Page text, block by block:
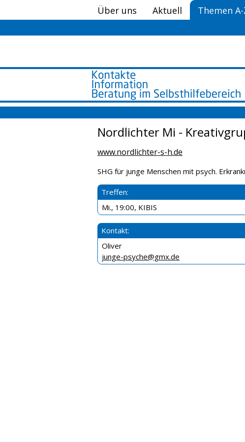
Über uns Aktuell Themen A-
Nordlichter Mi -
www.nordlichter-s-h.de
SHG für junge Menschen mit psych.
Treffen:
Mi., 19:00, KIBIS
Kontakt:
Oliver
junge-psyche@gmx.de